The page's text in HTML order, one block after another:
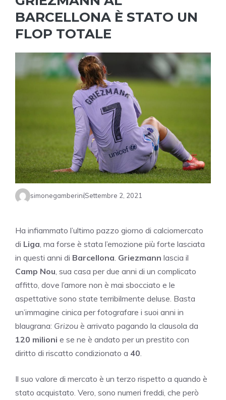
BARCELLONA È STATO UN
FLOP TOTALE
simonegamberiniSettembre 2, 2021
Ha infiammato l’ultimo pazzo giorno di calciomercato
di Liga , ma forse è stata l’emozione più forte lasciata
in questi anni di Barcellona Griezmann lascia il
Camp Nou , sua casa per due anni di un complicato
affitto, dove l’amore non è mai sbocciato e le
aspettative sono state terribilmente deluse. Basta
un’immagine cinica per fotografare i suoi anni in
blaugrana: Grizou è arrivato pagando la clausola da
120 milioni e se ne è andato per un prestito con
diritto di riscatto condizionato a 40
Il suo valore di mercato è un terzo rispetto a quando è
stato acquistato. Vero, sono numeri freddi, che però